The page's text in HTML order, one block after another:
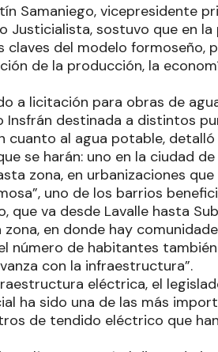
Samaniego, vicepresidente
Justicialista, sostuvo que en
claves del modelo formoseño,
de la producción, la
a licitación para obras de
Insfrán destinada a distintos
cuanto al agua potable,
se harán: uno en la ciudad
zona, en urbanizaciones
uno de los barrios
que va desde Lavalle hasta
zona, en donde hay
número de habitantes
con la infraestructura”.
eléctrica, el
ha sido una de las más
de tendido eléctrico que